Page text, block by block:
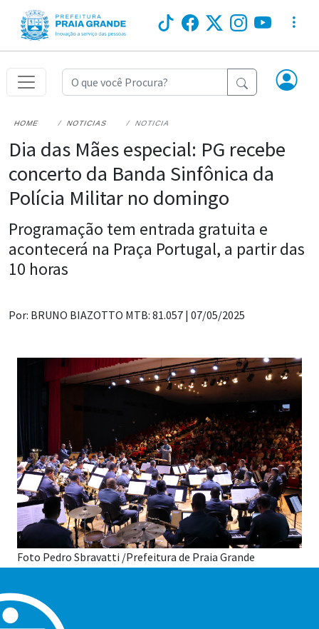
HOME NOTICIAS NOTICIA
Dia das Mães especial: PG recebe
concerto da Banda Sinfônica da
Polícia Militar no domingo
Programação tem entrada gratuita e
acontecerá na Praça Portugal, a partir das
10 horas
Por: BRUNO BIAZOTTO MTB: 81.057 | 07/05/2025
Foto Pedro Sbravatti /Prefeitura de Praia Grande
O domingo de Dia das Mães promete ser inesquecível em